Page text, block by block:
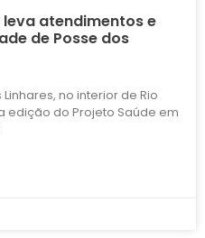
leva atendimentos e
de Posse dos
no interior de Rio
edição do Projeto Saúde em